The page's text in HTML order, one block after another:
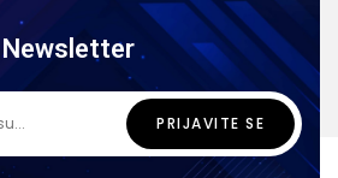
Newsletter